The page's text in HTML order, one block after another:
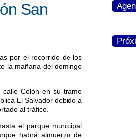
San
por el recorrido de los
la mañana del domingo
calle Colón en su tramo
El Salvador debido a
al tráfico.
el parque municipal
habrá almuerzo de